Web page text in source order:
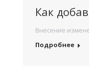
Как
Внесение
Подробнее